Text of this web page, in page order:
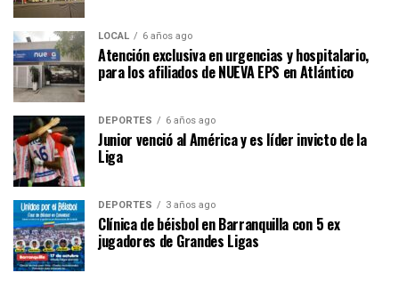
LOCAL 6 años ago
Atención exclusiva en urgencias y hospitalario,
para los afiliados de NUEVA EPS en Atlántico
DEPORTES 6 años ago
Junior venció al América y es líder invicto de la
Liga
DEPORTES 3 años ago
Clínica de béisbol en Barranquilla con 5 ex
jugadores de Grandes Ligas